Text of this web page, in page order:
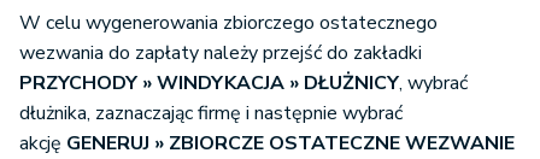
W celu wygenerowania zbiorczego ostatecznego
wezwania do zapłaty należy przejść do zakładki
PRZYCHODY » WINDYKACJA » DŁUŻNICY, wybrać
dłużnika, zaznaczając firmę i następnie wybrać
akcję GENERUJ » ZBIORCZE OSTATECZNE WEZWANIE